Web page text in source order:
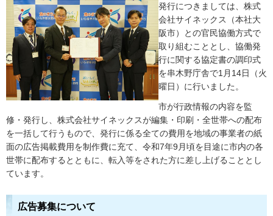
発行につきましては、株式
会社サイネックス（本社大
阪市）との官民協働方式で
取り組むこととし、協働発
行に関する協定書の調印式
を串木野庁舎で1月14日（火
曜日）に行いました。
市が行政情報の内容を監
修・発行し、株式会社サイネックスが編集・印刷・全世帯への配布
を一括して行うもので、発行に係る全ての費用を地域の事業者の紙
面の広告掲載費用を制作費に充て、令和7年9月頃を目途に市内の各
世帯に配布するとともに、転入等をされた方に差し上げることとし
ています。
広告募集について